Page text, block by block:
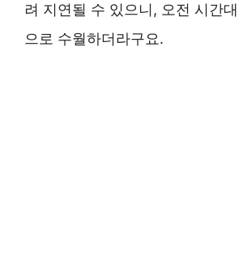
려 지연될 수 있으니, 오전 시간대
으로 수월하더라구요.